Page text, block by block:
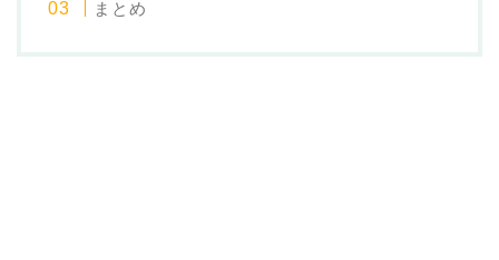
まとめ